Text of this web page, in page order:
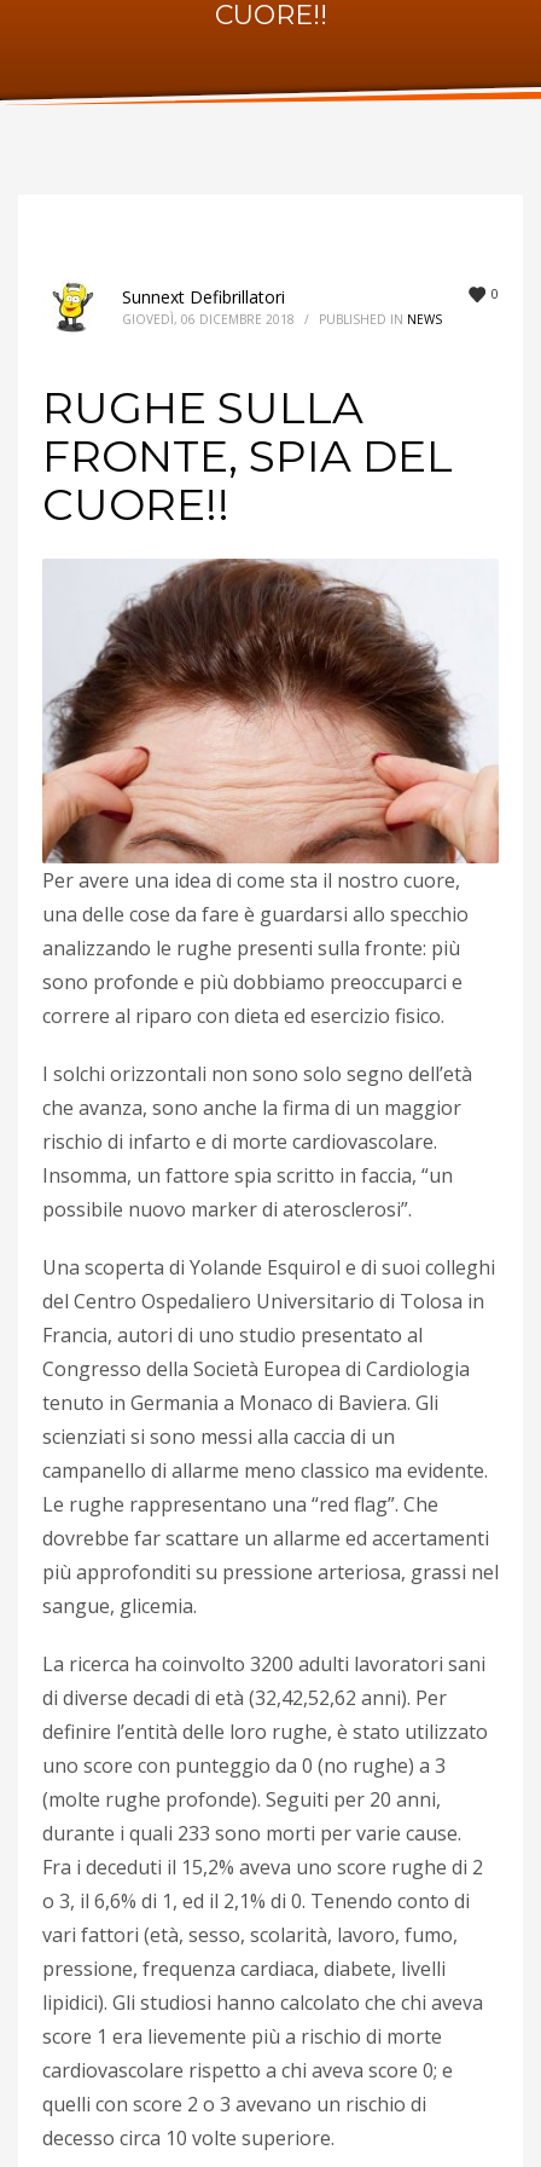
Martedi:9am – 6pm
CUORE!!
0
Sunnext Defibrillatori
GIOVEDÌ, 06 DICEMBRE 2018 / PUBLISHED IN NEWS
RUGHE SULLA
FRONTE, SPIA DEL
CUORE!!
Per avere una idea di come sta il nostro cuore,
una delle cose da fare è guardarsi allo specchio
analizzando le rughe presenti sulla fronte: più
sono profonde e più dobbiamo preoccuparci e
correre al riparo con dieta ed esercizio fisico.
I solchi orizzontali non sono solo segno dell’età
che avanza, sono anche la firma di un maggior
rischio di infarto e di morte cardiovascolare.
Insomma, un fattore spia scritto in faccia, “un
possibile nuovo marker di aterosclerosi”.
Una scoperta di Yolande Esquirol e di suoi colleghi
del Centro Ospedaliero Universitario di Tolosa in
Francia, autori di uno studio presentato al
Congresso della Società Europea di Cardiologia
tenuto in Germania a Monaco di Baviera. Gli
scienziati si sono messi alla caccia di un
campanello di allarme meno classico ma evidente.
Le rughe rappresentano una “red flag”. Che
dovrebbe far scattare un allarme ed accertamenti
più approfonditi su pressione arteriosa, grassi nel
sangue, glicemia.
La ricerca ha coinvolto 3200 adulti lavoratori sani
di diverse decadi di età (32,42,52,62 anni). Per
definire l’entità delle loro rughe, è stato utilizzato
uno score con punteggio da 0 (no rughe) a 3
(molte rughe profonde). Seguiti per 20 anni,
durante i quali 233 sono morti per varie cause.
Fra i deceduti il 15,2% aveva uno score rughe di 2
o 3, il 6,6% di 1, ed il 2,1% di 0. Tenendo conto di
vari fattori (età, sesso, scolarità, lavoro, fumo,
pressione, frequenza cardiaca, diabete, livelli
lipidici). Gli studiosi hanno calcolato che chi aveva
score 1 era lievemente più a rischio di morte
cardiovascolare rispetto a chi aveva score 0; e
quelli con score 2 o 3 avevano un rischio di
decesso circa 10 volte superiore.